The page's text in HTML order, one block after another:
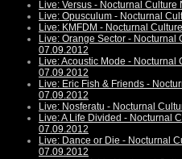
Live: Versus - Nocturnal
Live: Opusculum - Nocturnal
Live: KMFDM - Nocturnal
Live: Orange Sector - Nocturnal
07.09.2012
Live: Acoustic Mode -
07.09.2012
Live: Eric Fish & Friends -
07.09.2012
Live: Nosferatu - Nocturnal
Live: A Life Divided - Nocturnal
07.09.2012
Live: Dance or Die - Nocturnal
07.09.2012